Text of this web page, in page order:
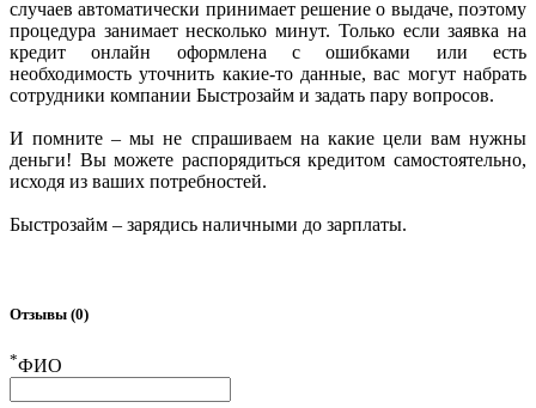
случаев автоматически принимает решение о выдаче, поэтому
процедура занимает несколько минут. Только если заявка на
кредит онлайн оформлена с ошибками или есть
необходимость уточнить какие-то данные, вас могут набрать
сотрудники компании Быстрозайм и задать пару вопросов.
И помните – мы не спрашиваем на какие цели вам нужны
деньги! Вы можете распорядиться кредитом самостоятельно,
исходя из ваших потребностей.
Быстрозайм – зарядись наличными до зарплаты.
Отзывы (0)
*ФИО